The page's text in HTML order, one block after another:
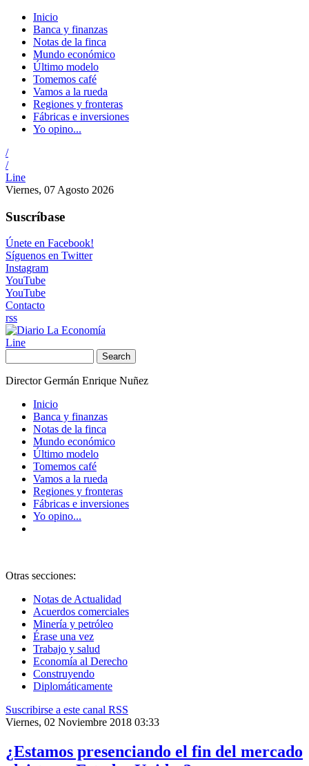
Inicio
Banca y finanzas
Notas de la finca
Mundo económico
Último modelo
Tomemos café
Vamos a la rueda
Regiones y fronteras
Fábricas e inversiones
Yo opino...
/
/
Line
Viernes, 07 Agosto 2026
Suscríbase
Únete en Facebook!
Síguenos en Twitter
Instagram
YouTube
YouTube
Contacto
rss
Line
Search
Director Germán Enrique Nuñez
Inicio
Banca y finanzas
Notas de la finca
Mundo económico
Último modelo
Tomemos café
Vamos a la rueda
Regiones y fronteras
Fábricas e inversiones
Yo opino...
Otras secciones:
Notas de Actualidad
Acuerdos comerciales
Minería y petróleo
Érase una vez
Trabajo y salud
Economía al Derecho
Construyendo
Diplomáticamente
Suscribirse a este canal RSS
Viernes, 02 Noviembre 2018 03:33
¿Estamos presenciando el fin del mercado